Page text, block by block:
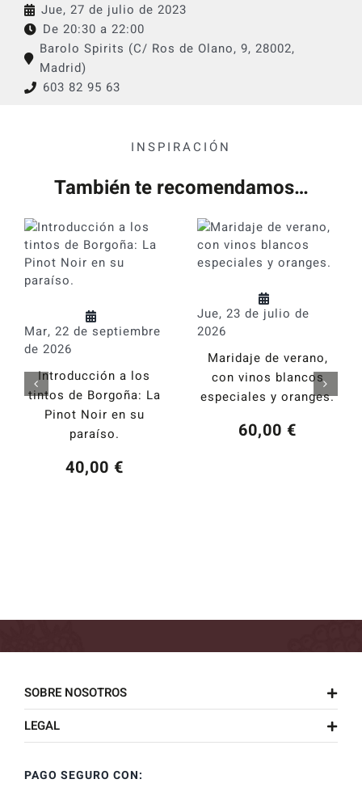
Jue, 27 de julio de 2023
De 20:30 a 22:00
Barolo Spirits (C/ Ros de Olano, 9, 28002,
Madrid)
603 82 95 63
INSPIRACIÓN
También te recomendamos…
Mar, 22 de septiembre
de 2026
Introducción a los
tintos de Borgoña: La
Pinot Noir en su
paraíso.
40,00 €
Jue, 23 de julio de
2026
Maridaje de verano,
con vinos blancos
especiales y oranges.
60,00 €
SOBRE NOSOTROS
LEGAL
PAGO SEGURO CON: